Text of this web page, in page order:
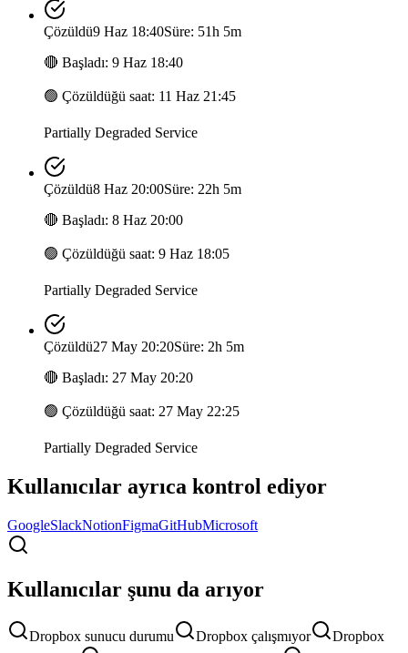
Çözüldü9 Haz 18:40Süre: 51h 5m
🔴 Başladı: 9 Haz 18:40
🟢 Çözüldüğü saat: 11 Haz 21:45
Partially Degraded Service
Çözüldü8 Haz 20:00Süre: 22h 5m
🔴 Başladı: 8 Haz 20:00
🟢 Çözüldüğü saat: 9 Haz 18:05
Partially Degraded Service
Çözüldü27 May 20:20Süre: 2h 5m
🔴 Başladı: 27 May 20:20
🟢 Çözüldüğü saat: 27 May 22:25
Partially Degraded Service
Kullanıcılar ayrıca kontrol ediyor
GoogleSlackNotionFigmaGitHubMicrosoft
Kullanıcılar şunu da arıyor
Dropbox sunucu durumu Dropbox çalışmıyor
Dropbox